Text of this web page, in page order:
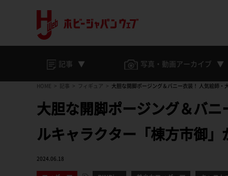
記事 写真・動画アーカイブ
HOME 記事 フィギュア 大胆な開脚ポージング＆バニー衣装！ 人気絵師
大胆な開脚ポージング＆バ
ルキャラクター「棟方市御
2024.06.18